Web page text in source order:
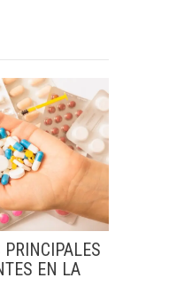
EN LA